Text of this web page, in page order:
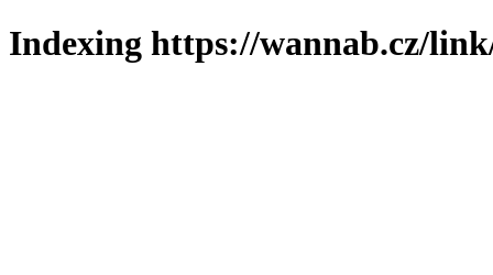
Indexing https://wannab.cz/